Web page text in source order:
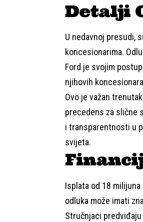
Detalji
U nedavnoj presudi,
koncesionarima.
Ford je svojim
njihovih
Ovo je važan
precedens za slične
i transparentnosti u
svijeta.
Isplata od 18 milijuna
odluka može imati
Stručnjaci